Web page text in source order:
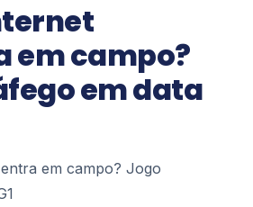
em campo?
em data
em campo? Jogo